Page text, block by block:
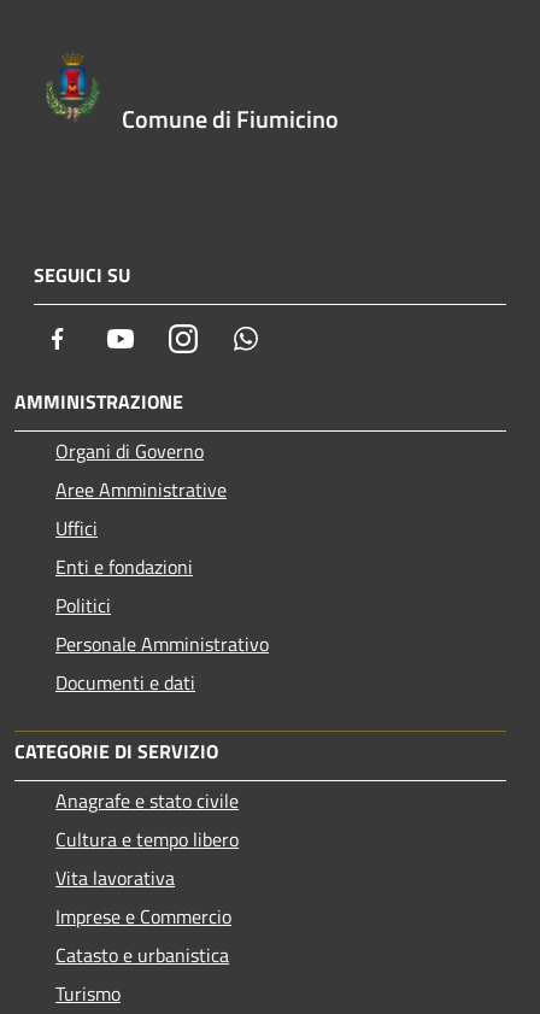
Comune di Fiumicino
SEGUICI SU
Facebook YoutubeInstagram
AMMINISTRAZIONE
Organi di Governo
Aree Amministrative
Uffici
Enti e fondazioni
Politici
Personale Amministrativo
Documenti e dati
CATEGORIE DI SERVIZIO
Anagrafe e stato civile
Cultura e tempo libero
Vita lavorativa
Imprese e Commercio
Catasto e urbanistica
Turismo